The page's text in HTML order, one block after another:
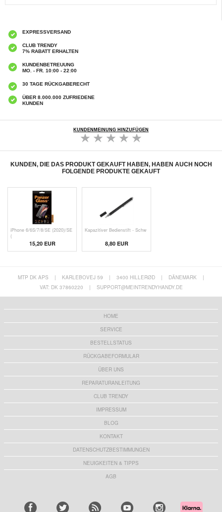
EXPRESSVERSAND
CLUB TRENDY
7% RABATT ERHALTEN
KUNDENBETREUUNG
MO. - FR. 10:00 - 22:00
30 TAGE RÜCKGABERECHT
ÜBER 8.000.000 ZUFRIEDENE
KUNDEN
KUNDENMEINUNG HINZUFÜGEN
KUNDEN, DIE DAS PRODUKT GEKAUFT HABEN, HABEN AUCH NOCH
FOLGENDE PRODUKTE GEKAUFT
iPhone 6/6S/7/8/SE (2020)/SE
(
15,20 EUR
Kapazitiver Bedienstift - Schw
8,80 EUR
MTP DK APS | KARLEBOVEJ 59 | 3400 HILLERØD | DÄNEMARK
|
VAT: DK 37860220
| SUPPORT@MEINTRENDYHANDY.DE
HOME
SERVICE
BESTELLSTATUS
RÜCKGABEFORMULAR
ÜBER UNS
REPARATURANLEITUNG
CLUB TRENDY
IMPRESSUM
BLOG
KONTAKT
DATENSCHUTZBESTIMMUNGEN
NEUIGKEITEN & TIPPS
AGB